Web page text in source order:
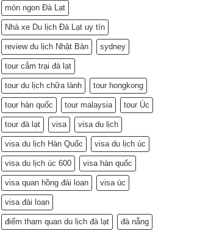
món ngon Đà Lạt
Nhà xe Du lịch Đà Lạt uy tín
review du lịch Nhật Bản sydney
tour cắm trại đà lạt
tour du lịch chữa lành tour hongkong
tour hàn quốc tour malaysia tour Úc
tour đà lạt visa visa du lịch
visa du lịch Hàn Quốc visa du lịch úc
visa du lịch úc 600 visa hàn quốc
visa quan hồng đài loan visa úc
visa đài loan
điểm tham quan du lịch đà lạt đà nẵng